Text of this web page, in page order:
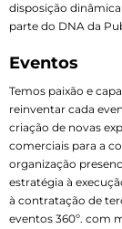
disposição
parte do DNA da
Eventos
Temos paixão e
reinventar cada
criação de novas
comerciais para a
organização
estratégia à
à contratação de
eventos 360º. com